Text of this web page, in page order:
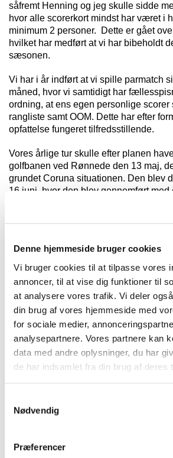
Denne hjemmeside bruger cookies
Vi bruger cookies til at tilpasse vores
annoncer, til at vise dig funktioner til
at analysere vores trafik. Vi deler
din brug af vores hjemmeside med
for sociale medier,
analysepartnere. Vores partnere kan
data med andre oplysninger, du har
de har indsamlet fra din brug af deres
Nødvendig
Præferencer
såfremt Henning og jeg skulle sidde
hvor alle scorerkort mindst har været i
minimum 2 personer. Dette er gået
hvilket har medført at vi har bibeholdt
sæsonen.
Vi har i år indført at vi spille parmatch
måned, hvor vi samtidigt har
ordning, at ens egen personlige
rangliste samt OOM. Dette har efter
opfattelse fungeret tilfredsstillende.
Vores årlige tur skulle efter planen
golfbanen ved Rønnede den 13 maj,
grundet Coruna situationen. Den blev
16 juni, hvor den blev gennemført med
spisning. Dette foregik efter
helt efter planen, og vi havde en rigtig
Vi har i år besluttet at afbryde
Kalundborg, grundet manglende
klubber. Derfor arrangerede vi en
klubben i Korsør, det er
være en årlig tilbagevendende match,
skabes gode relationer mellem disse
desværre også aflyst grundet Coruna.
Vi er i år blevet bedt om at arrangere
festugen, vi tog os derfor af den årlige
Herreklubbens årlige weekendtur gik i
formandsskabet besluttede at tiden
virkelig mange kræfter i denne tur, og
gennemført med stor susses. Der var